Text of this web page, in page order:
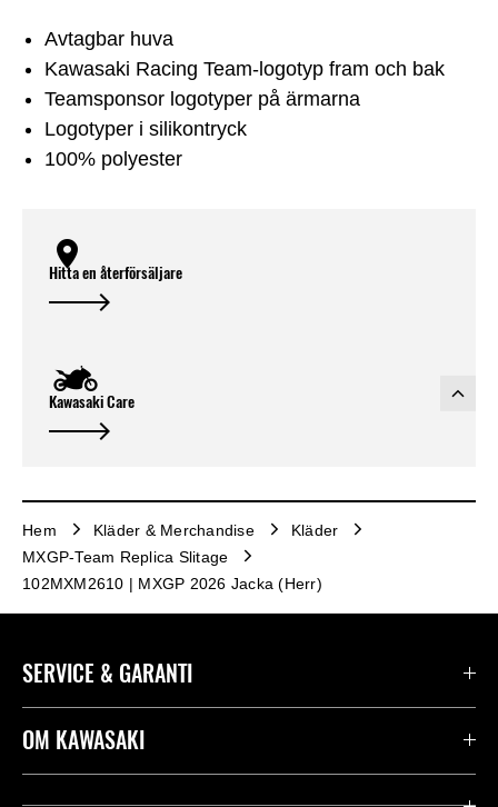
Avtagbar huva
Kawasaki Racing Team-logotyp fram och bak
Teamsponsor logotyper på ärmarna
Logotyper i silikontryck
100% polyester
Hitta en återförsäljare
Kawasaki Care
Hem Kläder & Merchandise
Kläder
MXGP-Team Replica Slitage
102MXM2610 | MXGP 2026 Jacka (Herr)
SERVICE & GARANTI
Kontakta oss
OM KAWASAKI
Företag